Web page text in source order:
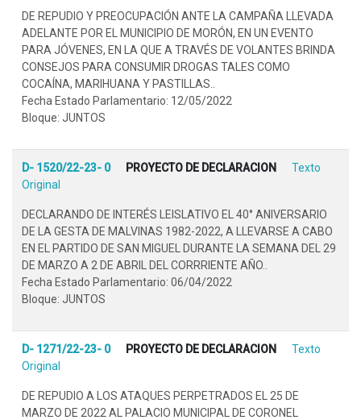
DE REPUDIO Y PREOCUPACIÓN ANTE LA CAMPAÑA LLEVADA
ADELANTE POR EL MUNICIPIO DE MORÓN, EN UN EVENTO
PARA JÓVENES, EN LA QUE A TRAVÉS DE VOLANTES BRINDA
CONSEJOS PARA CONSUMIR DROGAS TALES COMO
COCAÍNA, MARIHUANA Y PASTILLAS..
Fecha Estado Parlamentario: 12/05/2022
Bloque: JUNTOS
D- 1520/22-23- 0 PROYECTO DE DECLARACION
Texto
Original
DECLARANDO DE INTERÉS LEISLATIVO EL 40° ANIVERSARIO
DE LA GESTA DE MALVINAS 1982-2022, A LLEVARSE A CABO
EN EL PARTIDO DE SAN MIGUEL DURANTE LA SEMANA DEL 29
DE MARZO A 2 DE ABRIL DEL CORRRIENTE AÑO..
Fecha Estado Parlamentario: 06/04/2022
Bloque: JUNTOS
D- 1271/22-23- 0 PROYECTO DE DECLARACION
Texto
Original
DE REPUDIO A LOS ATAQUES PERPETRADOS EL 25 DE
MARZO DE 2022 AL PALACIO MUNICIPAL DE CORONEL